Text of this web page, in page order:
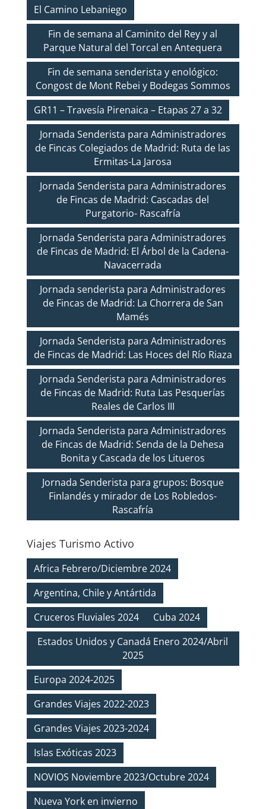
El Camino Lebaniego
Fin de semana al Caminito del Rey y al
Parque Natural del Torcal en Antequera
Fin de semana senderista y enológico:
Congost de Mont Rebei y Bodegas Sommos
GR11 – Travesía Pirenaica – Etapas 27 a 32
Jornada Senderista para Administradores
de Fincas Colegiados de Madrid: Ruta de las
Ermitas-La Jarosa
Jornada Senderista para Administradores
de Fincas de Madrid: Cascadas del
Purgatorio- Rascafría
Jornada Senderista para Administradores
de Fincas de Madrid: El Árbol de la Cadena-
Navacerrada
Jornada senderista para Administradores
de Fincas de Madrid: La Chorrera de San
Mamés
Jornada Senderista para Administradores
de Fincas de Madrid: Las Hoces del Río Riaza
Jornada Senderista para Administradores
de Fincas de Madrid: Ruta Las Pesquerías
Reales de Carlos III
Jornada Senderista para Administradores
de Fincas de Madrid: Senda de la Dehesa
Bonita y Cascada de los Litueros
Jornada Senderista para grupos: Bosque
Finlandés y mirador de Los Robledos-
Rascafría
Viajes Turismo Activo
Africa Febrero/Diciembre 2024
Argentina, Chile y Antártida
Cruceros Fluviales 2024
Cuba 2024
Estados Unidos y Canadá Enero 2024/Abril
2025
Europa 2024-2025
Grandes Viajes 2022-2023
Grandes Viajes 2023-2024
Islas Exóticas 2023
NOVIOS Noviembre 2023/Octubre 2024
Nueva York en invierno